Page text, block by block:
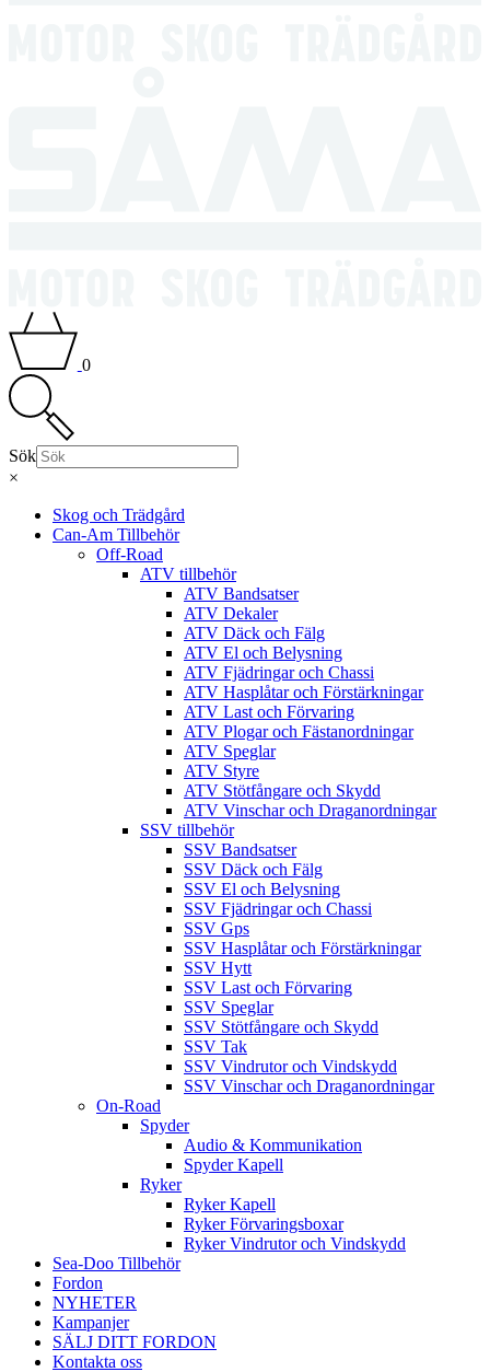
0
Sök
×
Skog och Trädgård
Can-Am Tillbehör
Off-Road
ATV tillbehör
ATV Bandsatser
ATV Dekaler
ATV Däck och Fälg
ATV El och Belysning
ATV Fjädringar och Chassi
ATV Hasplåtar och Förstärkningar
ATV Last och Förvaring
ATV Plogar och Fästanordningar
ATV Speglar
ATV Styre
ATV Stötfångare och Skydd
ATV Vinschar och Draganordningar
SSV tillbehör
SSV Bandsatser
SSV Däck och Fälg
SSV El och Belysning
SSV Fjädringar och Chassi
SSV Gps
SSV Hasplåtar och Förstärkningar
SSV Hytt
SSV Last och Förvaring
SSV Speglar
SSV Stötfångare och Skydd
SSV Tak
SSV Vindrutor och Vindskydd
SSV Vinschar och Draganordningar
On-Road
Spyder
Audio & Kommunikation
Spyder Kapell
Ryker
Ryker Kapell
Ryker Förvaringsboxar
Ryker Vindrutor och Vindskydd
Sea-Doo Tillbehör
Fordon
NYHETER
Kampanjer
SÄLJ DITT FORDON
Kontakta oss